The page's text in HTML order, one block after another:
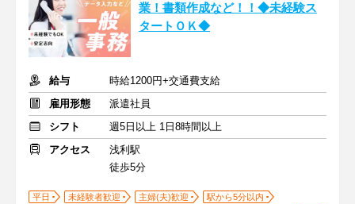
業！書類作成など！！◆未経験ス
タートＯＫ◆
給与
時給1200円+交通費支給
雇用形態
派遣社員
シフト
週5日以上 1日8時間以上
アクセス
浅利駅
徒歩5分
平日 未経験者歓迎 主婦(夫)歓迎
駅から5分以内